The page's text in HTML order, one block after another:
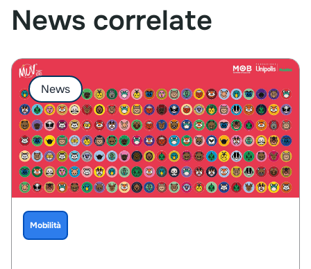
News correlate
News
Mobilità